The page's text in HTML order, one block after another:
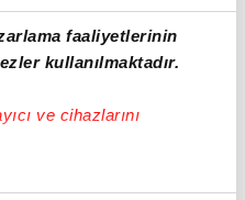
faaliyetlerinin
kullanılmaktadır.
ve cihazlarını
sizlere özel
Bu tablo, Fırtına'nın
zirveye en uzak
attığı 39 golün